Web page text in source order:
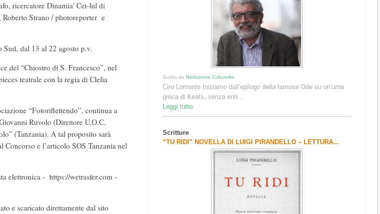
ricercatore Dinamia' Cet-lul di
Strano / photoreporter e
Sud, dal 13 al 22 agosto p.v.
del “Chiostro di S. Francesco”, nel
teatrale con la regia di Clelia
“Fotoriflettendo”, continua a
Ruvolo (Direttore U.O.C.
(Tanzania). A tal proposito sarà
e l’articolo SOS Tanzania nel
elettronica - https://wetrasfer.com -
e scaricato direttamente dal sito
Scritto daRedazione Culturelite
Ciro Lomonte Iniziamo dall’epilogo della famosa Ode su un’urna
greca di Keats, senza entr...
Leggi tutto
Scritture
“TU RIDI” NOVELLA DI LUIGI PIRANDELLO – LETTURA...